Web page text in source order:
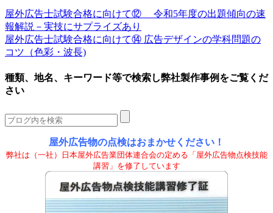
屋外広告士試験合格に向けて⑫ 令和5年度の出題傾向の速
報解説－実技にサプライズあり
屋外広告士試験合格に向けて⑭ 広告デザインの学科問題の
コツ（色彩・波長)
種類、地名、キーワード等で検索し弊社製作事例をご覧くだ
さい
屋外広告物の点検はおまかせください！
弊社は（一社）日本屋外広告業団体連合会の定める「屋外広告物点検技能
講習」を修了しています